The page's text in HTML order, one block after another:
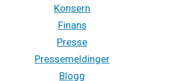
Konsern
Finans
Presse
Pressemeldinger
Blogg